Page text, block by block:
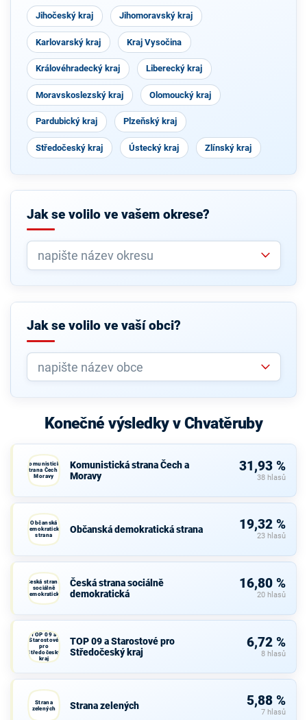
Jihočeský kraj Jihomoravský kraj
Karlovarský kraj Kraj Vysočina
Královéhradecký kraj Liberecký kraj
Moravskoslezský kraj Olomoucký kraj
Pardubický kraj Plzeňský kraj
Středočeský kraj Ústecký kraj Zlínský kraj
Jak se volilo ve vašem okrese?
Jak se volilo ve vaší obci?
Konečné výsledky v Chvatěruby
Komunistická
strana Čech a
Moravy
Komunistická strana Čech a
Moravy
31,93 %
38 hlasů
Občanská
demokratická
strana
Občanská demokratická strana 19,32 %
23 hlasů
Česká strana
sociálně
demokratická
Česká strana sociálně
demokratická
16,80 %
20 hlasů
TOP 09 a
Starostové
pro
Středočeský
kraj
TOP 09 a Starostové pro
Středočeský kraj
6,72 %
8 hlasů
Strana
zelených
Strana zelených 5,88 %
7 hlasů